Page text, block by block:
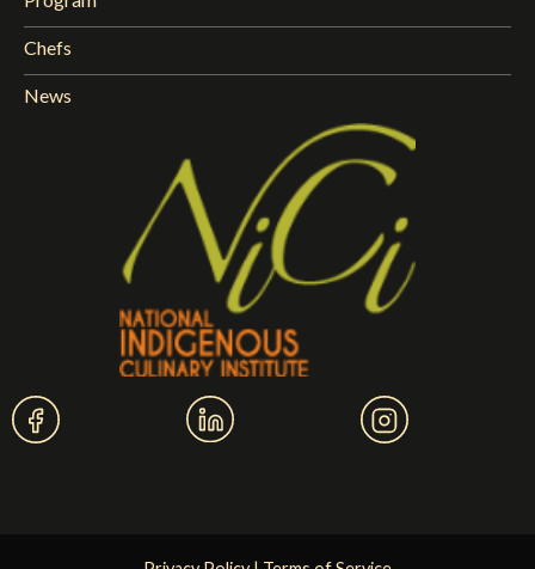
Chefs
News